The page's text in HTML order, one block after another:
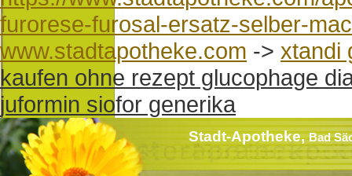
furorese-furosal-ersatz-selber-
www.stadtapotheke.com -> xtandi
kaufen ohne rezept glucophage
juformin siofor generika
Stadt-Apotheke,Bad